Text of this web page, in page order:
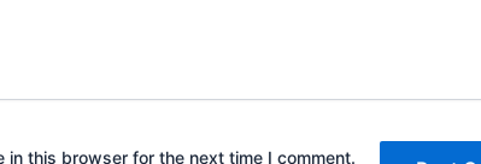
in this browser for the next time I comment.